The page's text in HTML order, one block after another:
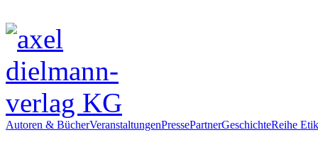
Autoren & BücherVeranstaltungenPressePartnerGeschichteReihe